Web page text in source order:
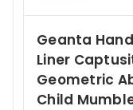
Geanta
Liner
Geometric
Child